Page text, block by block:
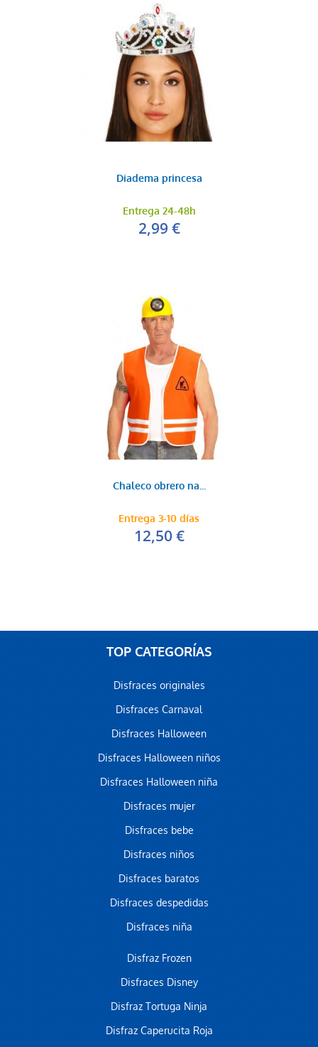
Diadema princesa
Entrega 24-48h
2,99 €
Chaleco obrero na...
Entrega 3-10 días
12,50 €
TOP CATEGORÍAS
Disfraces originales
Disfraces Carnaval
Disfraces Halloween
Disfraces Halloween niños
Disfraces Halloween niña
Disfraces mujer
Disfraces bebe
Disfraces niños
Disfraces baratos
Disfraces despedidas
Disfraces niña
Disfraz Frozen
Disfraces Disney
Disfraz Tortuga Ninja
Disfraz Caperucita Roja